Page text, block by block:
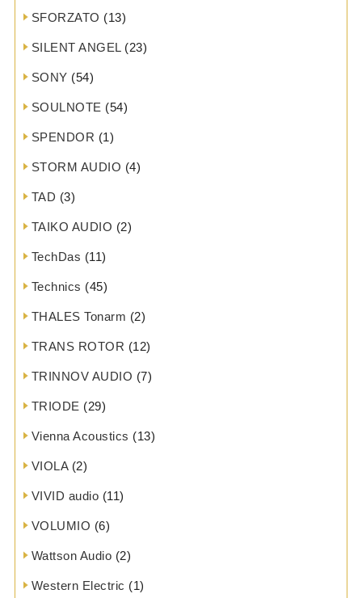
SFORZATO (13)
SILENT ANGEL(23)
SONY (54)
SOULNOTE (54)
SPENDOR (1)
STORM AUDIO (4)
TAD (3)
TAIKO AUDIO (2)
TechDas (11)
Technics (45)
THALES Tonarm (2)
TRANS ROTOR (12)
TRINNOV AUDIO (7)
TRIODE (29)
Vienna Acoustics (13)
VIOLA(2)
VIVID audio (11)
VOLUMIO (6)
Wattson Audio (2)
Western Electric (1)